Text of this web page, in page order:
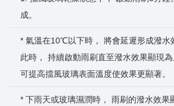
成。
* 氣溫在10℃以下時， 將會延遲形成潑水
此時， 持續啟動雨刷直至潑水效果顯現
可提高擋風玻璃表面溫度使效果更顯著。
* 下雨天或玻璃濕潤時， 雨刷的潑水效果